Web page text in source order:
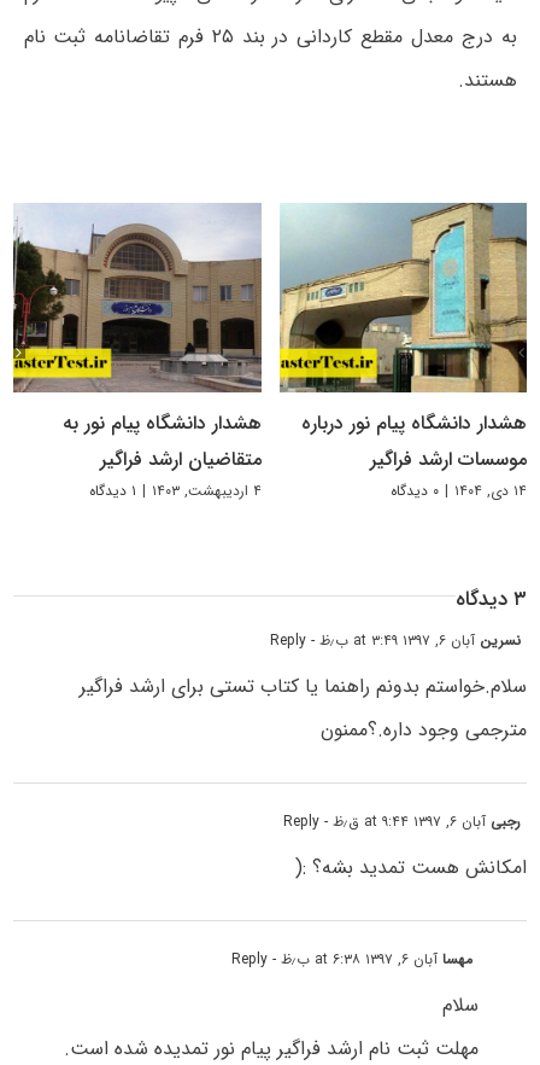
به درج معدل مقطع کاردانی در بند ۲۵ فرم تقاضانامه ثبت نام
هستند.
هشدار دانشگاه پیام نور درباره
موسسات ارشد فراگیر
۱۴ دی, ۱۴۰۴ | ۰ دیدگاه
هشدار دانشگاه پیام نور به
متقاضیان ارشد فراگیر
۴ اردیبهشت, ۱۴۰۳ | ۱ دیدگاه
۳ دیدگاه
نسرین آبان ۶, ۱۳۹۷ at ۳:۴۹ ب٫ظ - Reply
سلام.خواستم بدونم راهنما یا کتاب تستی برای ارشد فراگیر
مترجمی وجود داره.؟ممنون
رجبی آبان ۶, ۱۳۹۷ at ۹:۴۴ ق٫ظ - Reply
امکانش هست تمدید بشه؟ :(
مهساآبان ۶, ۱۳۹۷ at ۶:۳۸ ب٫ظ - Reply
سلام
مهلت ثبت نام ارشد فراگیر پیام نور تمدیده شده است.